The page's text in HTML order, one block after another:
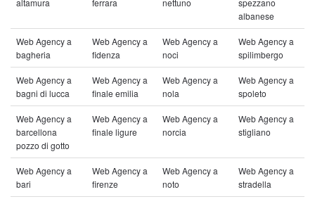
altamura
ferrara
nettuno
spezzano
albanese
Web Agency a
bagheria
Web Agency a
fidenza
Web Agency a
noci
Web Agency a
spilimbergo
Web Agency a
bagni di lucca
Web Agency a
finale emilia
Web Agency a
nola
Web Agency a
spoleto
Web Agency a
barcellona
pozzo di gotto
Web Agency a
finale ligure
Web Agency a
norcia
Web Agency a
stigliano
Web Agency a
bari
Web Agency a
firenze
Web Agency a
noto
Web Agency a
stradella